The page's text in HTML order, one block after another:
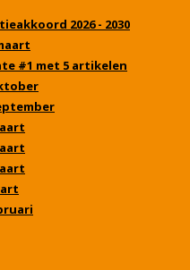
2026 - 2030
#1 met 5 artikelen